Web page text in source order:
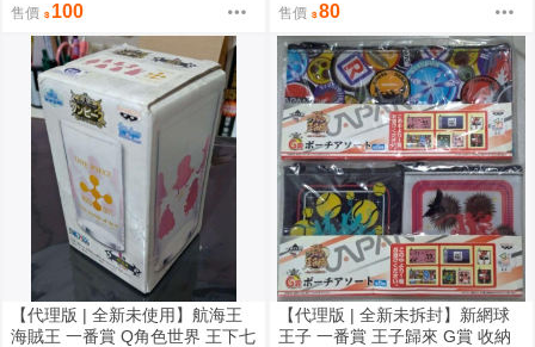
售價 100 售價 80
【代理版 | 全新未使用】航海王
海賊王 一番賞 Q角色世界 王下七
【代理版 | 全新未拆封】新網球
王子 一番賞 王子歸來 G賞 收納